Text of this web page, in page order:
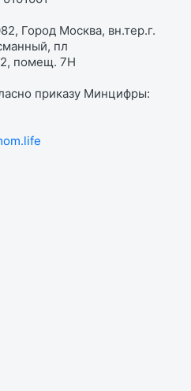
Город Москва, вн.тер.г.
пл
2, помещ. 7Н
приказу Минцифры: